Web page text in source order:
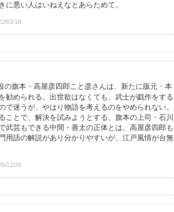
悪い人はいねえなとあらためて。
03/18
旗本・高屋彦四郎こと彦さんは、新たに版元・本
勧められる。出世欲はなくても、武士が戯作をする
で迷うが、やはり物語を考えるのをやめられない。
ことで、解決を試みようとする。旗本の上司・石川
武芸もできる中間・善太の正体とは。高屋彦四郎も
用語の解説があり分かりやすいが、江戸風情が台無
12/30